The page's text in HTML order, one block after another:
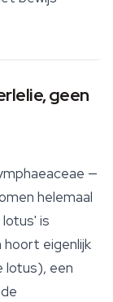
geen
—
helemaal
is
hoort eigenlijk
lotus), een